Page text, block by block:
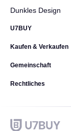
Dunkles Design
U7BUY
Kaufen & Verkaufen
Gemeinschaft
Rechtliches